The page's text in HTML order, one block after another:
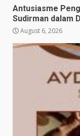
Antusiasme
Sudirman dalam
August 6, 2026